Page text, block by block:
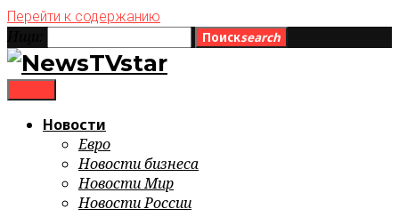
Перейти к содержанию
Поискsearch
Новости
Евро
Новости бизнеса
Новости Мир
Новости России